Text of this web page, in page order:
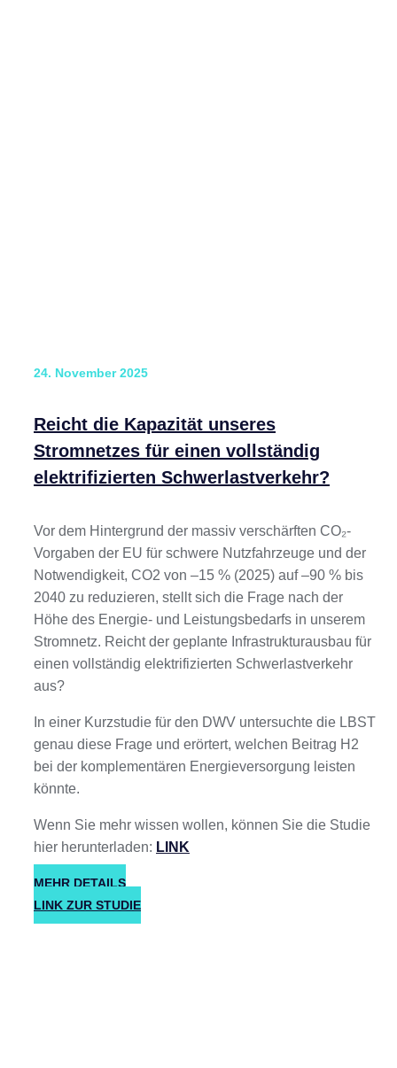
24. November 2025
Reicht die Kapazität unseres
Stromnetzes für einen vollständig
elektrifizierten Schwerlastverkehr?
Vor dem Hintergrund der massiv verschärften CO₂-
Vorgaben der EU für schwere Nutzfahrzeuge und der
Notwendigkeit, CO2 von –15 % (2025) auf –90 % bis
2040 zu reduzieren, stellt sich die Frage nach der
Höhe des Energie- und Leistungsbedarfs in unserem
Stromnetz. Reicht der geplante Infrastrukturausbau für
einen vollständig elektrifizierten Schwerlastverkehr
aus?
In einer Kurzstudie für den DWV untersuchte die LBST
genau diese Frage und erörtert, welchen Beitrag H2
bei der komplementären Energieversorgung leisten
könnte.
Wenn Sie mehr wissen wollen, können Sie die Studie
hier herunterladen: LINK
MEHR DETAILS
LINK ZUR STUDIE